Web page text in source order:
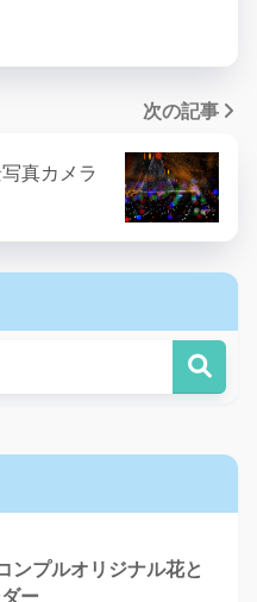
次の記事
真カメラ
ンプルオリジナル花と
ー